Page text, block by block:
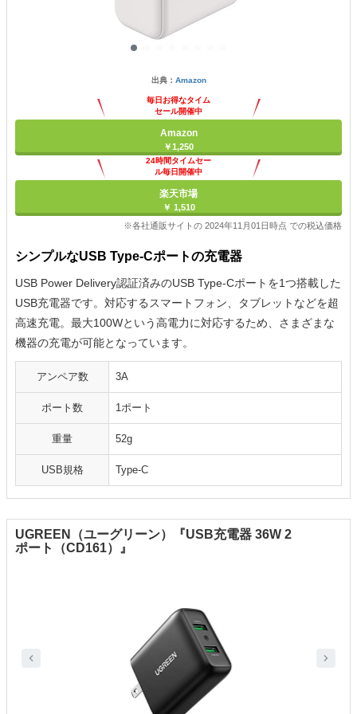
出典： Amazon
毎日お得なタイム
セール開催中
Amazon
￥1,250
24時間タイムセー
ル毎日開催中
楽天市場
￥ 1,510
※各社通販サイトの 2024年11月01日時点 での税込価格
シンプルなUSB Type-Cポートの充電器
USB Power Delivery認証済みのUSB Type-Cポートを1つ搭載した
USB充電器です。対応するスマートフォン、タブレットなどを超
高速充電。最大100Wという高電力に対応するため、さまざまな
機器の充電が可能となっています。
アンペア数 3A
ポート数 1ポート
重量 52g
USB規格 Type-C
UGREEN（ユーグリーン）『USB充電器 36W 2
ポート（CD161）』